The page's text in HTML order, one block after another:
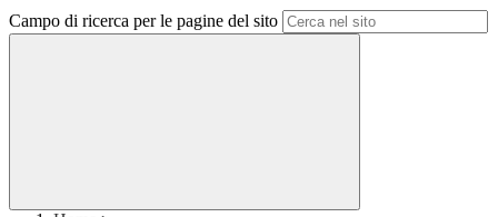
Campo di ricerca per le pagine del sito